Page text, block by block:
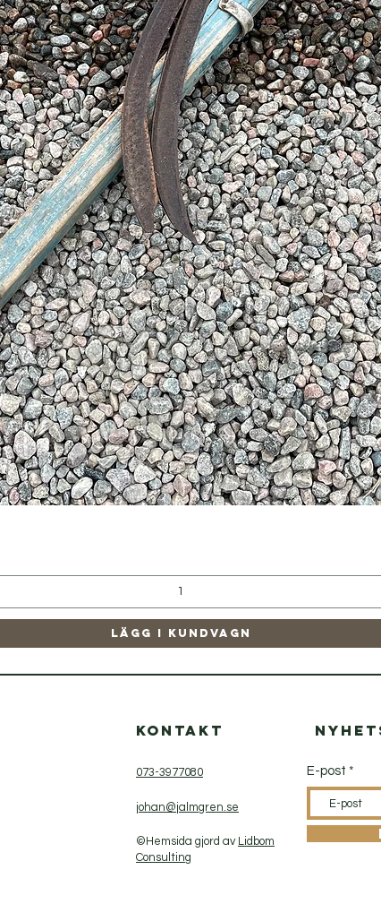
Lägg i kundvagn
Kontakt
073-3977080
johan@jalmgren.se
E-post
©Hemsida gjord av Lidbom
Consulting